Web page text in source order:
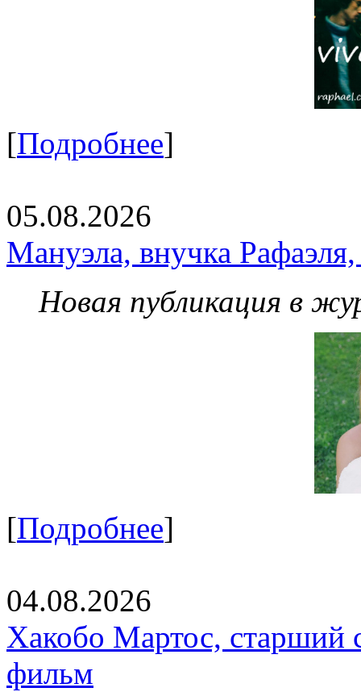
[Подробнее]
05.08.2026
Мануэла, внучка
Новая публикация в
[Подробнее]
04.08.2026
Хакобо Мартос, старший
фильм